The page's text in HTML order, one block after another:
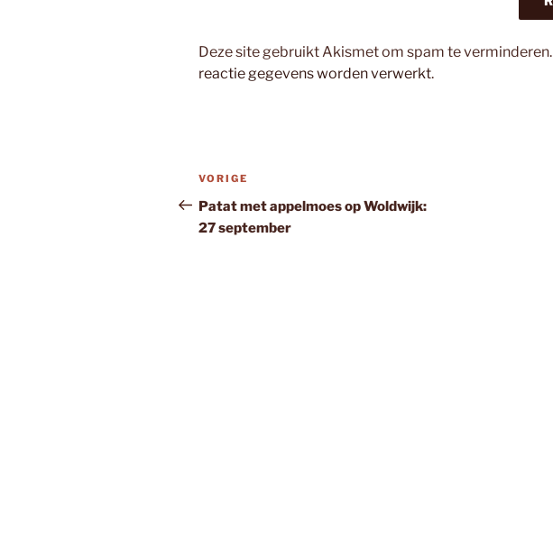
Deze site gebruikt Akismet om spam te verminderen.
reactie gegevens worden verwerkt.
Bericht
navigatie
Vorig
bericht
VORIGE
Patat met appelmoes op Woldwijk:
27 september